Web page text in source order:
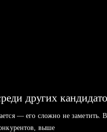
других
— его сложно не заметить.
выше